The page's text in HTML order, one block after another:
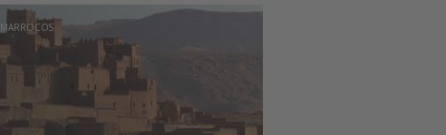
MARROCOS